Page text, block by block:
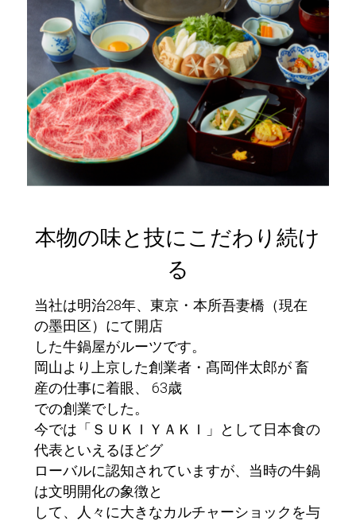
本物の味と技にこだわり続け
る
当社は明治28年、東京・本所吾妻橋（現在
の墨田区）にて開店
した牛鍋屋がルーツです。
岡山より上京した創業者・髙岡伴太郎が 畜
産の仕事に着眼、 63歳
での創業でした。
今では「ＳＵＫＩＹＡＫＩ」として日本食の
代表といえるほどグ
ローバルに認知されていますが、当時の牛鍋
は文明開化の象徴と
して、人々に大きなカルチャーショックを与